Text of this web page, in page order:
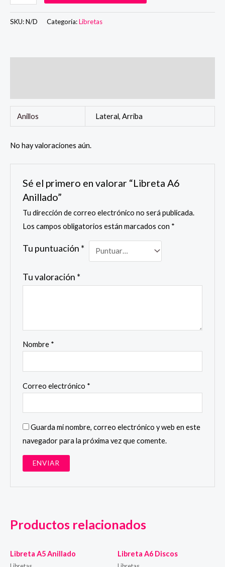
A6
Anillado
SKU:N/D Categoría:Libretas
Anillos Lateral, Arriba
No hay valoraciones aún.
Sé el primero en valorar “Libreta A6
Anillado”
Tu dirección de correo electrónico no será publicada.
Los campos obligatorios están marcados con *
Tu puntuación *
Tu valoración *
Nombre *
Correo electrónico *
Guarda mi nombre, correo electrónico y web en este
navegador para la próxima vez que comente.
Productos relacionados
Libreta A5 Anillado Libreta A6 Discos